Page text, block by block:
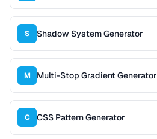
S Shadow System Generator
M Multi-Stop Gradient Generator
C CSS Pattern Generator